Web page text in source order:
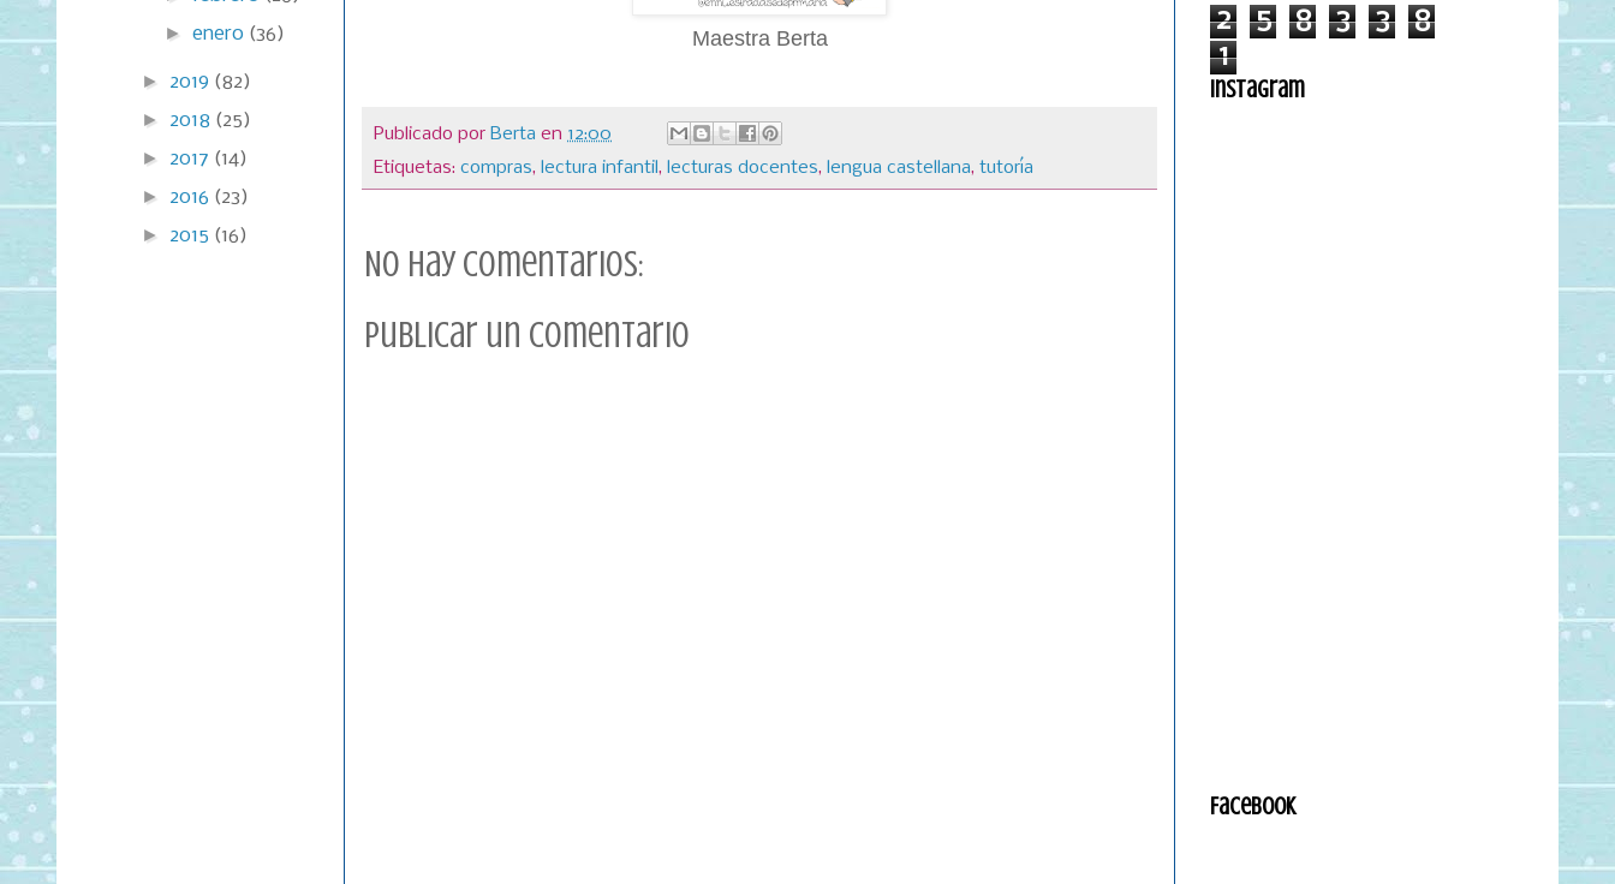
Maestra Berta
Publicado por Berta en 12:00
Etiquetas: compras, lectura infantil, lecturas docentes, lengua castellana, tutoría
No hay comentarios:
Publicar un comentario
►enero (36)
► 2019 (82)
► 2018 (25)
► 2017 (14)
► 2016 (23)
► 2015 (16)
2 5 8 3 3
8
1
Instagram
Facebook